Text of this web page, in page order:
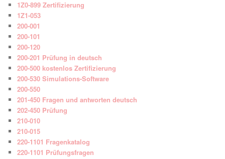
1Z0-899 Zertifizierung
1Z1-053
200-001
200-101
200-120
200-201 Prüfung in deutsch
200-500 kostenlos Zertifizierung
200-530 Simulations-Software
200-550
201-450 Fragen und antworten deutsch
202-450 Prüfung
210-010
210-015
220-1101 Fragenkatalog
220-1101 Prüfungsfragen